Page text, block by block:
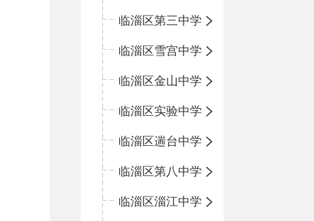
临淄区第三中学
临淄区雪宫中学
临淄区金山中学
临淄区实验中学
临淄区遄台中学
临淄区第八中学
临淄区淄江中学